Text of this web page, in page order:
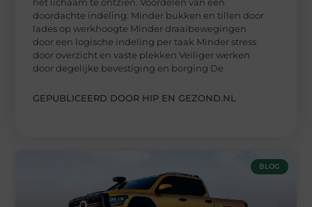
doordachte indeling: Minder bukken en tillen door
lades op werkhoogte Minder draaibewegingen
door een logische indeling per taak Minder stress
door overzicht en vaste plekken Veiliger werken
door degelijke bevestiging en borging De
GEPUBLICEERD DOOR HIP EN GEZOND.NL
BLOG